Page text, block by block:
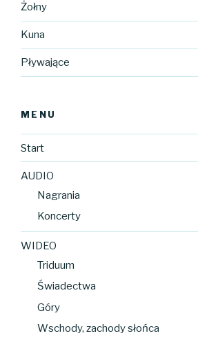
Żołny
Kuna
Pływające
MENU
Start
AUDIO
Nagrania
Koncerty
WIDEO
Triduum
Świadectwa
Góry
Wschody, zachody słońca